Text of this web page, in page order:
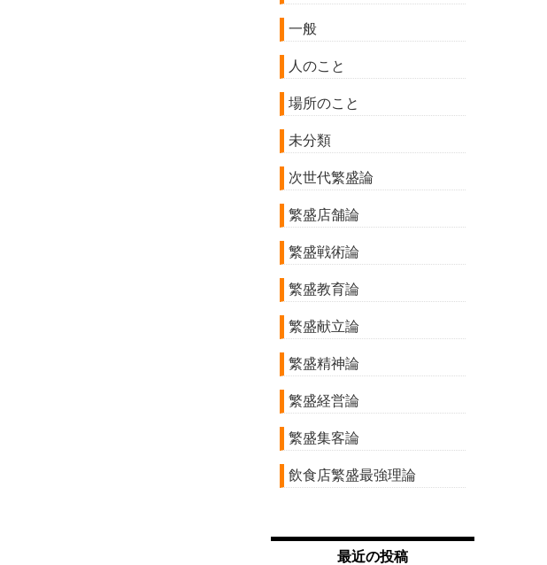
一般
人のこと
場所のこと
未分類
次世代繁盛論
繁盛店舗論
繁盛戦術論
繁盛教育論
繁盛献立論
繁盛精神論
繁盛経営論
繁盛集客論
飲食店繁盛最強理論
最近の投稿